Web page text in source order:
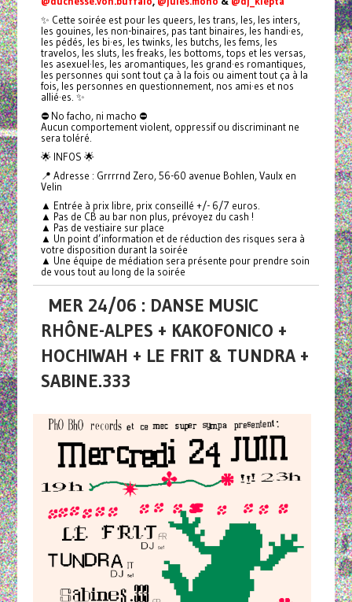
✨ Cette soirée est pour les queers, les trans, les, les inters,
les gouines, les non-binaires, pas tant binaires, les handi·es,
les pédés, les bi·es, les twinks, les butchs, les fems, les
travelos, les sluts, les freaks, les bottoms, tops et les versas,
les asexuel·les, les aromantiques, les grand·es romantiques,
les personnes qui sont tout ça à la fois ou aiment tout ça à la
fois, les personnes en questionnement, nos ami·es et nos
allié·es. ✨
⛔️ No facho, ni macho ⛔️
Aucun comportement violent, oppressif ou discriminant ne
sera toléré.
🌟 INFOS 🌟
📍 Adresse : Grrrrnd Zero, 56-60 avenue Bohlen, Vaulx en
Velin
▲ Entrée à prix libre, prix conseillé +/- 6/7 euros.
▲ Pas de CB au bar non plus, prévoyez du cash !
▲ Pas de vestiaire sur place
▲ Un point d’information et de réduction des risques sera à
votre disposition durant la soirée
▲ Une équipe de médiation sera présente pour prendre soin
de vous tout au long de la soirée
MER 24/06 : DANSE MUSIC
RHÔNE-ALPES + KAKOFONICO +
HOCHIWAH + LE FRIT & TUNDRA +
SABINE.333